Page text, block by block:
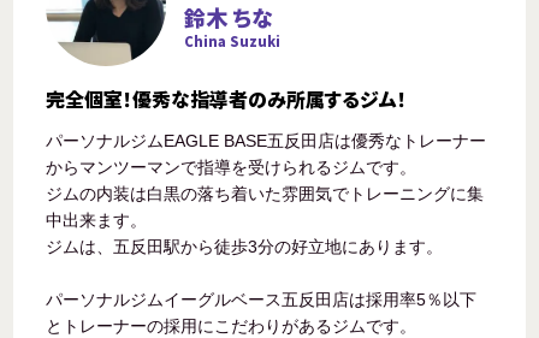
鈴木 ちな
China Suzuki
完全個室！優秀な指導者のみ所属するジム！
パーソナルジムEAGLE BASE五反田店は優秀なトレーナー
からマンツーマンで指導を受けられるジムです。
ジムの内装は白黒の落ち着いた雰囲気でトレーニングに集
中出来ます。
ジムは、五反田駅から徒歩3分の好立地にあります。
パーソナルジムイーグルベース五反田店は採用率5％以下
とトレーナーの採用にこだわりがあるジムです。